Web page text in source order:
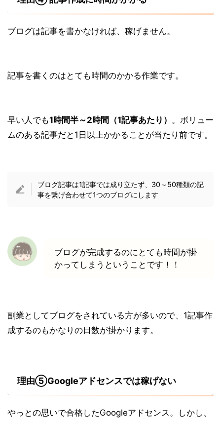
ブログは記事を書かなければ、稼げません。
記事を書くのはとても時間のかかる作業です。
早い人でも1時間半～2時間（1記事あたり） 。ボリュー
ムのある記事だと1日以上かかることが当たり前です。
ブログ記事は1記事では成り立たず、30～50種類の記
事を繋げ合わせて1つのブログにします
ブログが完成するのにとても時間が掛
かってしまうということです！！
副業としてブログをされている方が多いので、1記事作
成するのもかなりの日数が掛かります。
理由⑤Googleアドセンスでは稼げない
やっとの思いで合格したGoogleアドセンス。しかし、